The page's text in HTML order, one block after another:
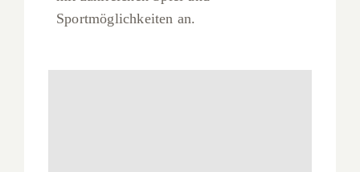
Sportmöglichkeiten an.